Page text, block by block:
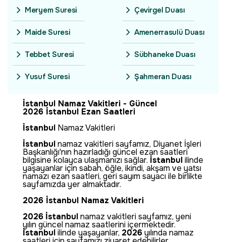
Meryem Suresi
Maide Suresi
Tebbet Suresi
Yusuf Suresi
Çevirgel Duası
Amenerrasulü Duası
Sübhaneke Duası
Şahmeran Duası
İstanbul Namaz Vakitleri - Güncel
2026 İstanbul Ezan Saatleri
İstanbul Namaz Vakitleri
İstanbulnamaz vakitleri sayfamız, Diyanet İşleri
Başkanlığı'nın hazırladığı güncel ezan saatleri
bilgisine kolayca ulaşmanızı sağlar. İstanbulilinde
yaşayanlar için sabah, öğle, ikindi, akşam ve yatsı
namazı ezan saatleri, geri sayım sayacı ile birlikte
sayfamızda yer almaktadır.
2026 İstanbul Namaz Vakitleri
2026 İstanbulnamaz vakitleri sayfamız, yeni
yılın güncel namaz saatlerini içermektedir.
İstanbulilinde yaşayanlar, 2026yılında namaz